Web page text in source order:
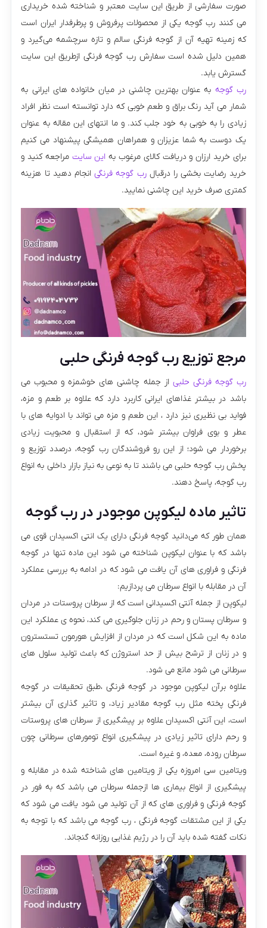
صورت سفارشی از طریق این سایت معتبر و شناخته شده خریداری
می کنند رب گوجه یکی از محصولات پرفروش و پرطرفدار ایران است
که زمینه تهیه آن از گوجه‌ فرنگی سالم و تازه سرچشمه می‌گیرد و
همین دلیل شده است سفارش رب گوجه فرنگی ازطریق این سایت
گسترش یابد.
رب گوجه به عنوان بهترین چاشنی در میان خانواده های ایرانی به
شمار می آید رنگ براق و طعم خوبی که دارد توانسته است نظر افراد
زیادی را به خوبی به خود جلب کند. و ما انتهای این مقاله به عنوان
یک دوست به شما عزیزان و همراهان همیشگی پیشنهاد می کنیم
برای خرید ارزان و دریافت کالای مرغوب بهاین سایت مراجعه کنید و
خرید رضایت بخشی را درقبالرب گوجه فرنگیانجام دهید تا هزینه
کمتری صرف خرید این چاشنی نمایید.
مرجع توزیع رب گوجه فرنگی حلبی
رب گوجه فرنگی حلبی از جمله چاشنی های خوشمزه و محبوب می
باشد در بیشتر غذاهای ایرانی کاربرد دارد که علاوه بر طعم و مزه،
فواید بی نظیری نیز دارد ، این طعم و مزه می تواند با ادوایه های با
عطر و بوی فراوان بیشتر شود، که از استقبال و محبویت زیادی
برخوردار می شود؛ از این رو فروشندگان رب گوجه، درصدد توزیع و
پخش رب گوجه حلبی می باشند تا به نوعی به نیاز بازار داخلی به انواع
رب گوجه، پاسخ دهند.
تاثیر ماده لیکوپن موجودر در رب گوجه
همان طور که می‌دانید گوجه فرنگی‌ دارای یک انتی اکسیدان قوی می
باشد که با عنوان لیکوپن شناخته می شود این ماده تنها در گوجه
فرنگی و فراوری های آن یافت می شود که در ادامه به بررسی عملکرد
آن در مقابله با انواع سرطان می پردازیم:
لیکوپن از جمله آنتی اکسیدانی است که از سرطان پروستات در مردان
و سرطان پستان و رحم در زنان جلوگیری می کند‌، نحوه ی عملکرد این
ماده به این شکل است که در مردان از افزایش هورمون تستسترون
و در زنان از ترشح بیش از حد استروژن که باعث تولید سلول های
سرطانی می شود مانع می شود.
علاوه برآن لیکوپن موجود در گوجه فرنگی ،طبق تحقیقات در گوجه
فرنگی پخته مثل رب گوجه مقادیر زیاد،‌‌ و تاثیر گذاری آن بیشتر
است، این آنتی اکسیدان علاوه بر پیشگیری از سرطان های پروستات
و رحم دارای تاثیر زیادی در پیشگیری انواع تومورهای سرطانی چون
سرطان روده، معده، و غیره است.
ویتامین سی امروزه یکی از ویتامین های شناخته شده در مقابله و
پیشگیری از انواع بیماری ها ازجمله سرطان می باشد که به فور در
گوجه فرنگی و فراوری های که از آن تولید می شود یافت می شود که
یکی از این مشتقات گوجه فرنگی ، رب گوجه می باشد که با توجه به
نکات گفته شده باید آن را در رژیم غذایی روزانه گنجاند.